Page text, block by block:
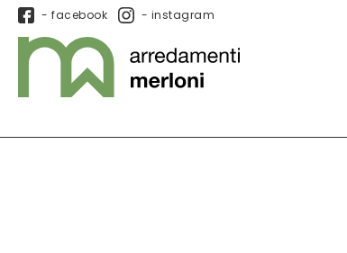
- facebook - instagram